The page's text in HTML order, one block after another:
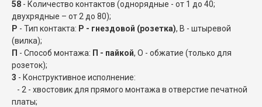
58 - Количество контактов (однорядные - от 1 до 40;
двухрядные – от 2 до 80);
Р - Тип контакта: Р - гнездовой (розетка), В - штыревой
(вилка);
П - Способ монтажа: П - пайкой, О - обжатие (только для
розеток);
3 - Конструктивное исполнение:
- 2 - хвостовик для прямого монтажа в отверстие печатной
платы;